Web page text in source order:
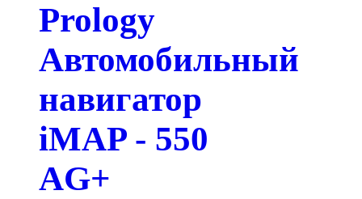
Prology
Автомобильный
навигатор
iMAP - 550
AG+